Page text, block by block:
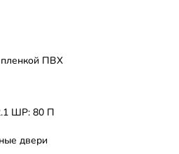
ПВХ
ШР: 80 П
двери